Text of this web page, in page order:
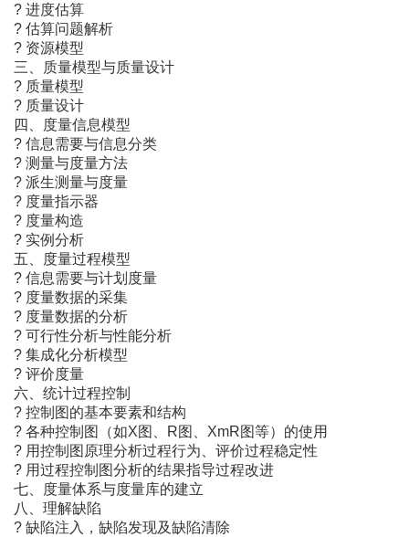
? 进度估算
? 估算问题解析
? 资源模型
三、质量模型与质量设计
? 质量模型
? 质量设计
四、度量信息模型
? 信息需要与信息分类
? 测量与度量方法
? 派生测量与度量
? 度量指示器
? 度量构造
? 实例分析
五、度量过程模型
? 信息需要与计划度量
? 度量数据的采集
? 度量数据的分析
? 可行性分析与性能分析
? 集成化分析模型
? 评价度量
六、统计过程控制
? 控制图的基本要素和结构
? 各种控制图（如X图、R图、XmR图等）的使用
? 用控制图原理分析过程行为、评价过程稳定性
? 用过程控制图分析的结果指导过程改进
七、度量体系与度量库的建立
八、理解缺陷
? 缺陷注入，缺陷发现及缺陷清除